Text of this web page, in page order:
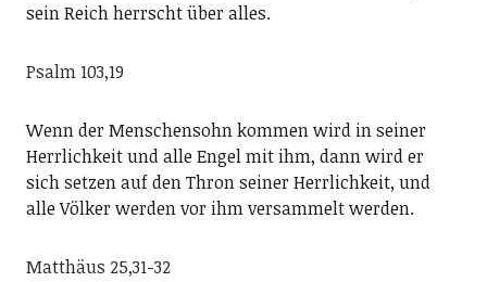
sein Reich herrscht über alles.
Psalm 103,19
Wenn der Menschensohn kommen wird in seiner
Herrlichkeit und alle Engel mit ihm, dann wird er
sich setzen auf den Thron seiner Herrlichkeit, und
alle Völker werden vor ihm versammelt werden.
Matthäus 25,31-32